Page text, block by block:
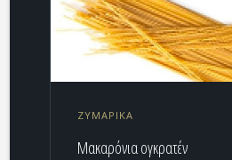
ΖΥΜΑΡΙΚΑ
Μακαρόνια ογκρατέν